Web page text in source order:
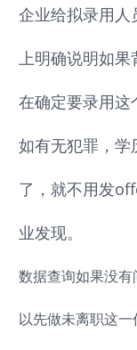
企业给拟录用
上明确说明如
在确定要录用这
如有无犯罪，学
了，就不用发
业发现。
数据查询如果没
以先做未离职这